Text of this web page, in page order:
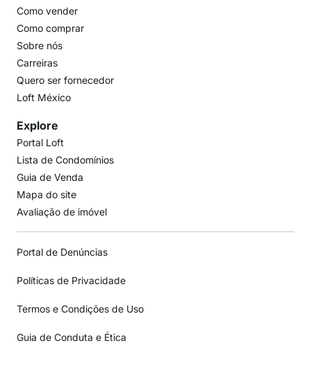
Como vender
Como comprar
Sobre nós
Carreiras
Quero ser fornecedor
Loft México
Explore
Portal Loft
Lista de Condomínios
Guia de Venda
Mapa do site
Avaliação de imóvel
Portal de Denúncias
Políticas de Privacidade
Termos e Condições de Uso
Guia de Conduta e Ética